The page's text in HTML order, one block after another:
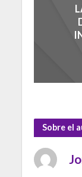
Sobre el